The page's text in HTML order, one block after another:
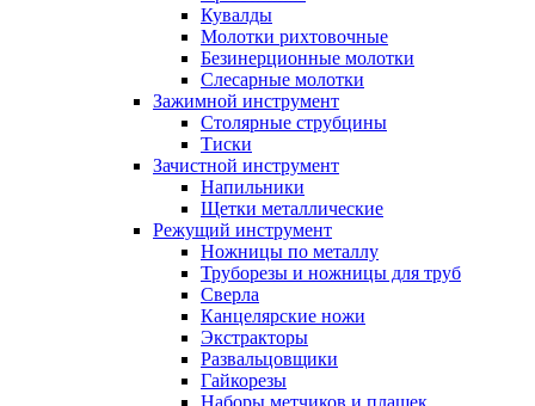
Кувалды
Молотки рихтовочные
Безинерционные молотки
Слесарные молотки
Зажимной инструмент
Столярные струбцины
Тиски
Зачистной инструмент
Напильники
Щетки металлические
Режущий инструмент
Ножницы по металлу
Труборезы и ножницы для труб
Сверла
Канцелярские ножи
Экстракторы
Развальцовщики
Гайкорезы
Наборы метчиков и плашек